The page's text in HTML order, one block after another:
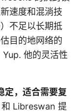
速度和混淌技
不足以长期抵
目的地网络的
他的灵活性
，适合需要复
Libreswan 提